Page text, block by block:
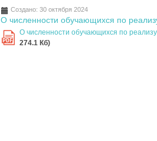
Создано: 30 октября 2024
О численности обучающихся по
PDF
О численности обучающихся по
274.1 Кб)